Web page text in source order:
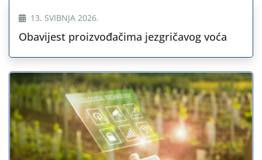
13. SVIBNJA 2026.
Obavijest proizvođačima jezgričavog voća